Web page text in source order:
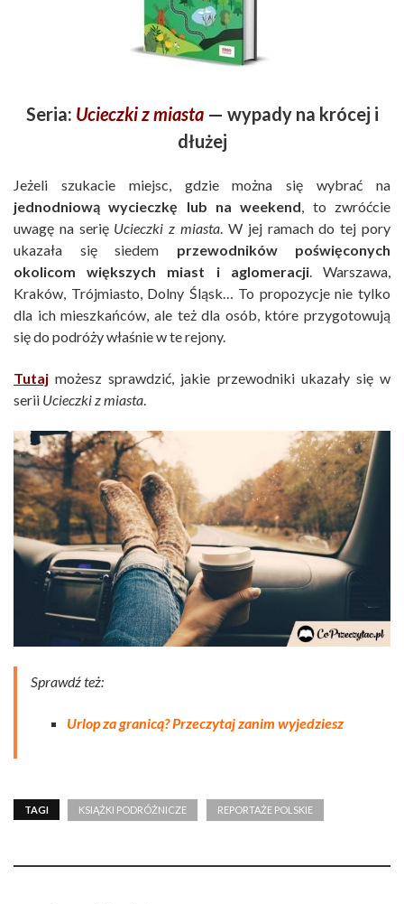
Seria: Ucieczki z miasta — wypady na krócej i
dłużej
Jeżeli szukacie miejsc, gdzie można się wybrać na
jednodniową wycieczkę lub na weekend, to zwróćcie
uwagę na serię Ucieczki z miasta. W jej ramach do tej pory
ukazała się siedem przewodników poświęconych
okolicom większych miast i aglomeracji. Warszawa,
Kraków, Trójmiasto, Dolny Śląsk… To propozycje nie tylko
dla ich mieszkańców, ale też dla osób, które przygotowują
się do podróży właśnie w te rejony.
Tutaj możesz sprawdzić, jakie przewodniki ukazały się w
serii Ucieczki z miasta.
Sprawdź też:
Urlop za granicą? Przeczytaj zanim wyjedziesz
TAGI KSIĄŻKI PODRÓŻNICZE REPORTAŻE POLSKIE